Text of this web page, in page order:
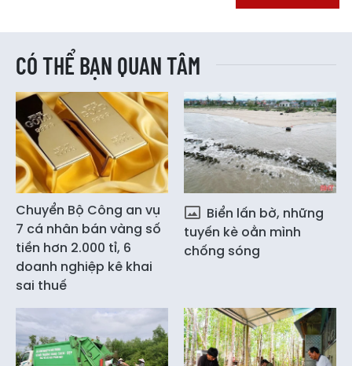
CÓ THỂ BẠN QUAN TÂM
Chuyển Bộ Công an vụ
7 cá nhân bán vàng số
tiền hơn 2.000 tỉ, 6
doanh nghiệp kê khai
sai thuế
Biển lấn bờ, những
tuyến kè oằn mình
chống sóng